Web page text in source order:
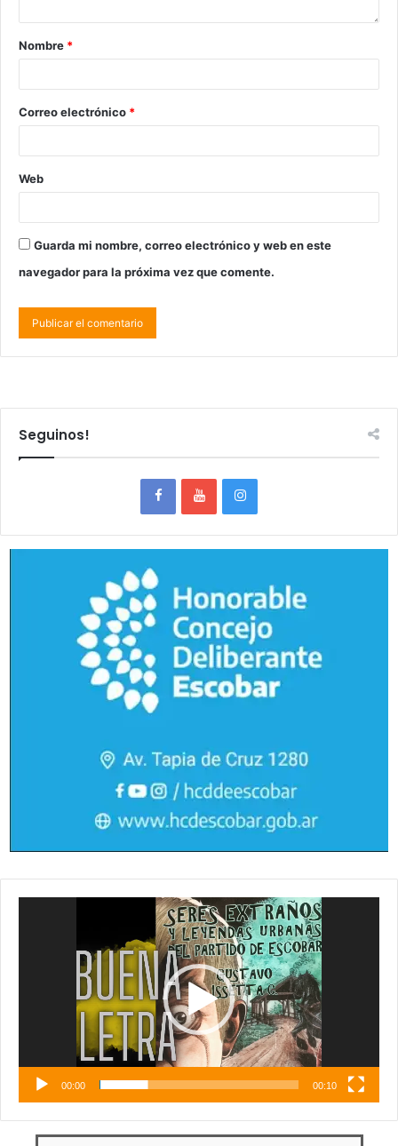
Nombre *
Correo electrónico *
Web
Guarda mi nombre, correo electrónico y web en este
navegador para la próxima vez que comente.
Seguinos!
00:00 00:10